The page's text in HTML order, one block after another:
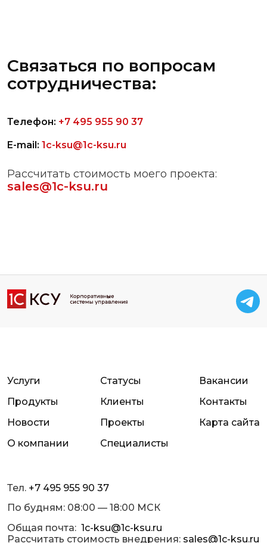
Связаться по вопросам
сотрудничества:
Телефон: +7 495 955 90 37
E-mail: 1c-ksu@1c-ksu.ru
Рассчитать стоимость моего проекта:
sales@1c-ksu.ru
Тел. +7 495 955 90 37
По будням: 08:00 — 18:00 МСК
Общая почта: 1c-ksu@1c-ksu.ru
Рассчитать стоимость внедрения: sales@1c-ksu.ru
Услуги
Продукты
Новости
О компании
Статусы
Клиенты
Проекты
Специалисты
Вакансии
Контакты
Карта сайта